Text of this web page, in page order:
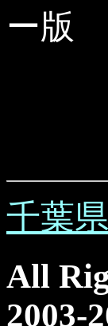
ー
千葉
All
2003-